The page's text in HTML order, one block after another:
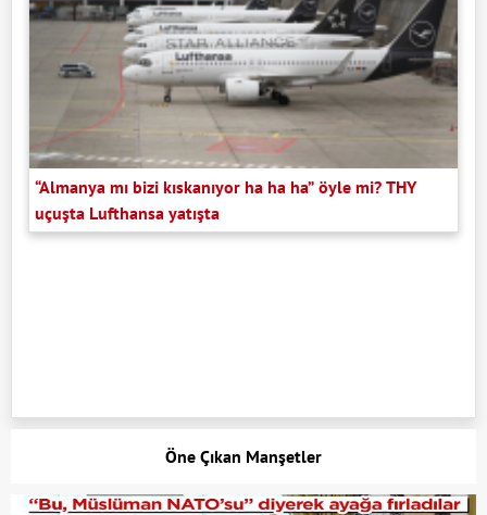
“Almanya mı bizi kıskanıyor ha ha ha” öyle mi? THY
uçuşta Lufthansa yatışta
Öne Çıkan Manşetler